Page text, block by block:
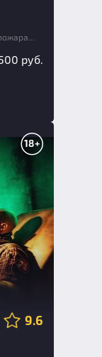
руб.
18+
9.6